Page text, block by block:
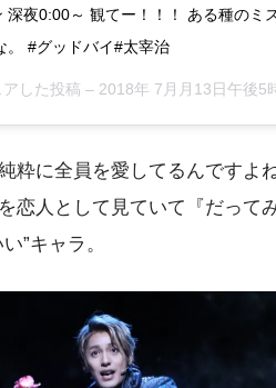
夜0:00～ 観てー！！！ ある種のミ
。 #グッドバイ#太宰治
した投稿 – 2018年 7月月13日午後5時27
粋に全員を愛してるんですよ
恋人として見ていて『だって
”キャラ。